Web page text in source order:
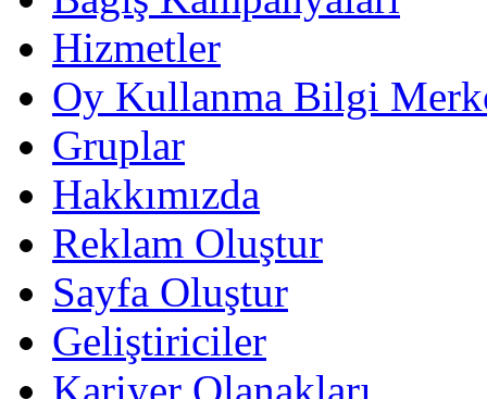
Hizmetler
Oy Kullanma Bilgi
Gruplar
Hakkımızda
Reklam Oluştur
Sayfa Oluştur
Geliştiriciler
Kariyer Olanakları